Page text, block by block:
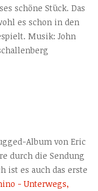
schöne Stück. Das
es schon in den
Musik: John
Album von Eric
durch die Sendung
ist es auch das erste
- Unterwegs,